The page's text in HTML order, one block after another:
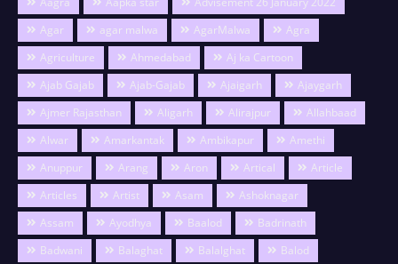
Agar
agar malwa AgarMalwa
Agra
Agriculture
Ahmedabad
Aj ka Cartoon
Ajab Gajab
Ajab-Gajab Ajaigarh
Ajaygarh
Ajmer Rajasthan
Aligarh Alirajpur
Allahbaad
Alwar
Amarkantak Ambikapur
Amethi
Anuppur
Arang Aron Artical
Article
Articles
Artist Asam
Ashoknagar
Assam
Ayodhya Baalod
Badrinath
Badwani
Balaghat Balalghat
Balod